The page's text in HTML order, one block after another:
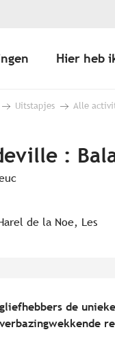
Hier heb
Uitstapjes Alle
:
de la Noe, Les
de